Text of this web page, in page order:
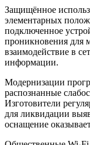
Защищённое
элементарных
подключенное
проникновения для
взаимодействие в
информации.
Модернизации
распознанные
Изготовители
для ликвидации
оснащение